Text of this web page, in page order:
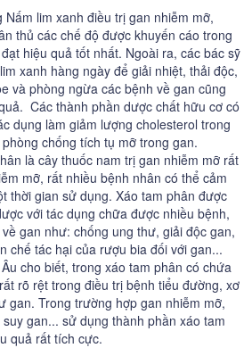
lim xanh điều trị gan nhiễm mỡ,
thủ các chế độ được khuyến cáo trong
hiệu quả tốt nhất. Ngoài ra, các bác sỹ
xanh hàng ngày để giải nhiệt, thải độc,
và phòng ngừa các bệnh về gan cũng
Các thành phần dược chất hữu cơ có
dụng làm giảm lượng cholesterol trong
chống tích tụ mỡ trong gan.
là cây thuốc nam trị gan nhiễm mỡ rất
mỡ, rất nhiều bệnh nhân có thể cảm
thời gian sử dụng. Xáo tam phân được
với tác dụng chữa được nhiều bệnh,
gan như: chống ung thư, giải độc gan,
chế tác hại của rượu bia đối với gan...
cho biết, trong xáo tam phân có chứa
rõ rệt trong điều trị bệnh tiểu đường, xơ
gan. Trong trường hợp gan nhiễm mỡ,
gan... sử dụng thành phần xáo tam
quả rất tích cực.